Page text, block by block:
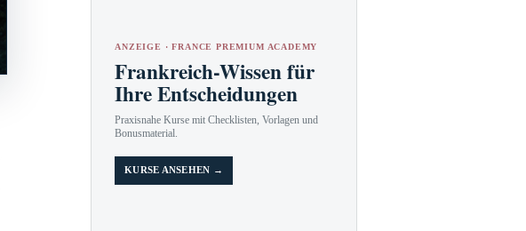
ANZEIGE · FRANCE PREMIUM ACADEMY
Frankreich-Wissen für
Ihre Entscheidungen
Praxisnahe Kurse mit Checklisten, Vorlagen und
Bonusmaterial.
KURSE ANSEHEN →